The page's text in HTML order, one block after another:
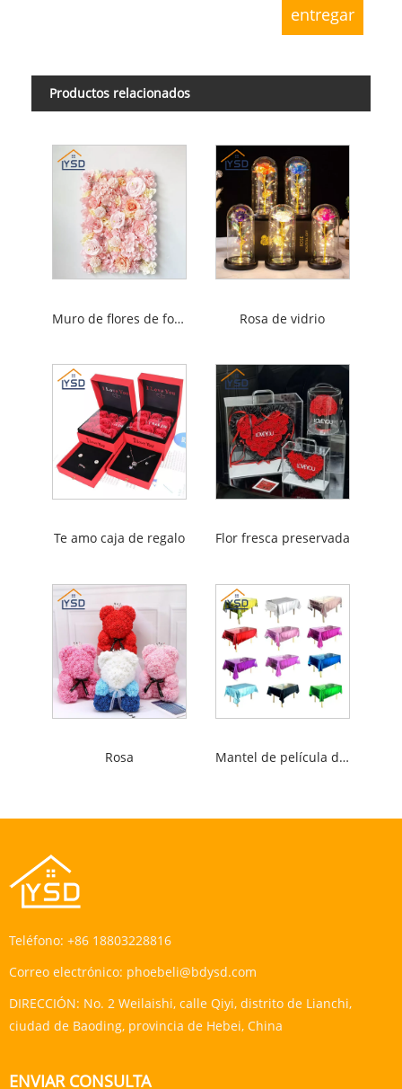
Productos relacionados
Muro de flores de fondo Rosa de vidrio
Te amo caja de regalo Flor fresca preservada
Rosa Mantel de película de aluminio
Teléfono: +86 18803228816
Correo electrónico: phoebeli@bdysd.com
DIRECCIÓN: No. 2 Weilaishi, calle Qiyi, distrito de Lianchi,
ciudad de Baoding, provincia de Hebei, China
ENVIAR CONSULTA